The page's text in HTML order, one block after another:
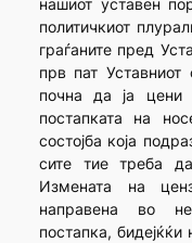
нашиот уставен
политичкиот
граѓаните пред
прв пат
почна да ја цени
постапката на
состојба која
сите тие треба
Измената на
направена во
постапка,